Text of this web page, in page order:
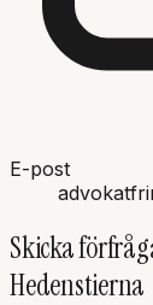
E-post
Skicka
Hedenstierna